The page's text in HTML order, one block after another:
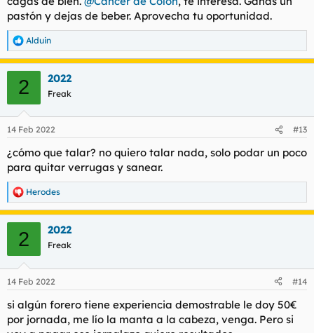
pastón y dejas de beber. Aprovecha tu oportunidad.
R
e
a
e
:
Alduin
2 2022
Freak
14 Feb 2022 #13
¿cómo que talar? no quiero talar nada, solo podar un poco
para quitar verrugas y sanear.
R
e
a
e
:
Herodes
2 2022
Freak
14 Feb 2022 #14
si algún forero tiene experiencia demostrable le doy 50€
por jornada, me lío la manta a la cabeza, venga. Pero si